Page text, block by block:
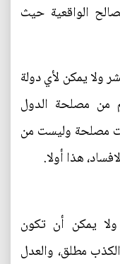
الواقعية حيث
ولا يمكن لأي دولة
من مصلحة الدول
مصلحة وليست من
هذا أولا.
ولا يمكن أن تكون
مطلق، والعدل